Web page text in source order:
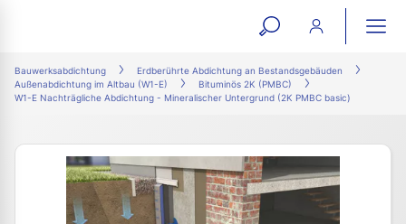
open
search
form
Bauwerksabdichtung
Erdberührte Abdichtung an Bestandsgebäuden
Außenabdichtung im Altbau (W1-E)
Bituminös 2K (PMBC)
W1-E Nachträgliche Abdichtung - Mineralischer Untergrund (2K PMBC basic)